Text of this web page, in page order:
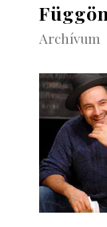
Archívum